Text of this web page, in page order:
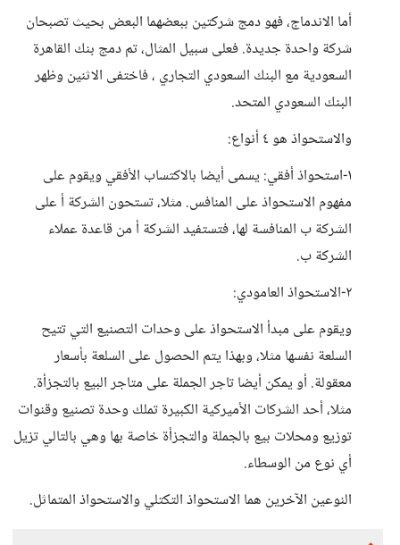
أما الاندماج، فهو دمج شركتين ببعضهما البعض بحيث تصبحان
شركة واحدة جديدة. فعلى سبيل المثال، تم دمج بنك القاهرة
السعودية مع البنك السعودي التجاري ، فاختفى الاثنين وظهر
البنك السعودي المتحد.
والاستحواذ هو ٤ أنواع:
١-استحواذ أفقي: يسمى أيضا بالاكتساب الأفقي ويقوم على
مفهوم الاستحواذ على المنافس. مثلا، تستحون الشركة أ على
الشركة ب المنافسة لها، فتستفيد الشركة أ من قاعدة عملاء
الشركة ب.
٢-الاستحواذ العامودي:
ويقوم على مبدأ الاستحواذ على وحدات التصنيع التي تتيح
السلعة نفسها مثلا، وبهذا يتم الحصول على السلعة بأسعار
معقولة. أو يمكن أيضا تاجر الجملة على متاجر البيع بالتجزأة.
مثلا، أحد الشركات الأميركية الكبيرة تملك وحدة تصنيع وقنوات
توزيع ومحلات بيع بالجملة والتجزأة خاصة بها وهي بالتالي تزيل
أي نوع من الوسطاء.
النوعين الآخرين هما الاستحواذ التكتلي والاستحواذ المتماثل.